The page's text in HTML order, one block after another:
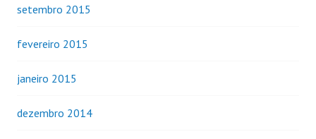
setembro 2015
fevereiro 2015
janeiro 2015
dezembro 2014